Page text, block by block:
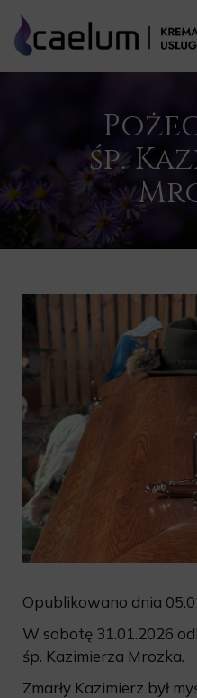
śp.
Opublikowano dnia
W sobotę 31.01.2026
śp. Kazimierza Mrozka.
Zmarły Kazimierz był